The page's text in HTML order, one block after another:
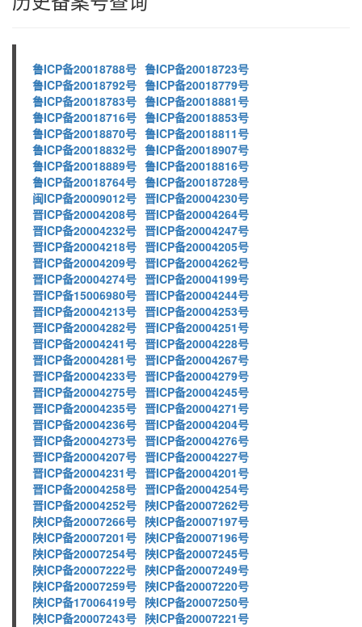
鲁ICP备20018788号 鲁ICP备20018723号
鲁ICP备20018792号 鲁ICP备20018779号
鲁ICP备20018783号 鲁ICP备20018881号
鲁ICP备20018716号 鲁ICP备20018853号
鲁ICP备20018870号 鲁ICP备20018811号
鲁ICP备20018832号 鲁ICP备20018907号
鲁ICP备20018889号 鲁ICP备20018816号
鲁ICP备20018764号 鲁ICP备20018728号
闽ICP备20009012号 晋ICP备20004230号
晋ICP备20004208号 晋ICP备20004264号
晋ICP备20004232号 晋ICP备20004247号
晋ICP备20004218号 晋ICP备20004205号
晋ICP备20004209号 晋ICP备20004262号
晋ICP备20004274号 晋ICP备20004199号
晋ICP备15006980号 晋ICP备20004244号
晋ICP备20004213号 晋ICP备20004253号
晋ICP备20004282号 晋ICP备20004251号
晋ICP备20004241号 晋ICP备20004228号
晋ICP备20004281号 晋ICP备20004267号
晋ICP备20004233号 晋ICP备20004279号
晋ICP备20004275号 晋ICP备20004245号
晋ICP备20004235号 晋ICP备20004271号
晋ICP备20004236号 晋ICP备20004204号
晋ICP备20004273号 晋ICP备20004276号
晋ICP备20004207号 晋ICP备20004227号
晋ICP备20004231号 晋ICP备20004201号
晋ICP备20004258号 晋ICP备20004254号
晋ICP备20004252号 陕ICP备20007262号
陕ICP备20007266号 陕ICP备20007197号
陕ICP备20007201号 陕ICP备20007196号
陕ICP备20007254号 陕ICP备20007245号
陕ICP备20007222号 陕ICP备20007249号
陕ICP备20007259号 陕ICP备20007220号
陕ICP备17006419号 陕ICP备20007250号
陕ICP备20007243号 陕ICP备20007221号